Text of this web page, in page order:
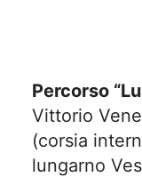
Percorso
Vittorio
(corsia
lungarno